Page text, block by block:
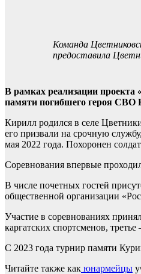
Команда
предоставила
В рамках реализации
памяти погибшего героя СВО
Кирилл родился в селе
его призвали на срочную
мая 2022 года. Похоронен
Соревнования впервые
В числе почетных гостей
общественной организации
Участие в соревнованиях
каргатских спортсменов,
С 2023 года турнир памяти
Читайте также как юнармейцы